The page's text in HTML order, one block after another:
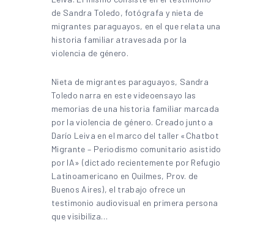
Nieta de migrantes paraguayos, Sandra
Toledo narra en este videoensayo las
memorias de una historia familiar marcada
por la violencia de género. Creado junto a
Darío Leiva en el marco del taller «Chatbot
Migrante – Periodismo comunitario asistido
por IA» (dictado recientemente por Refugio
Latinoamericano en Quilmes, Prov. de
Buenos Aires), el trabajo ofrece un
testimonio audiovisual en primera persona
que visibiliza…